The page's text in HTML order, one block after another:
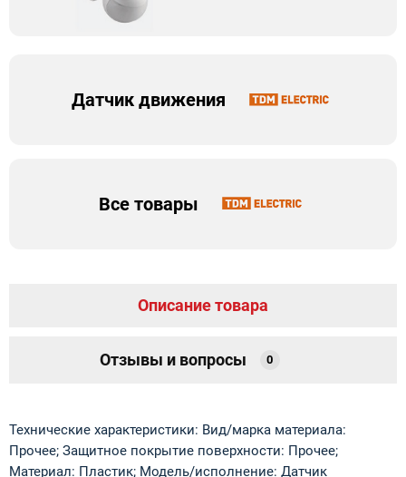
Датчик движения
Все товары
Описание товара
Отзывы и вопросы 0
Технические характеристики: Вид/марка материала:
Прочее; Защитное покрытие поверхности: Прочее;
Материал: Пластик; Модель/исполнение: Датчик